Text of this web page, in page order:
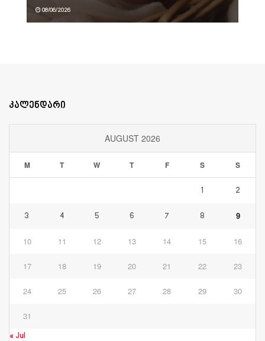
08/06/2026
კალენდარი
AUGUST 2026
M T W T F S S
1 2
3 4 5 6 7 8 9
10 11 12 13 14 15 16
17 18 19 20 21 22 23
24 25 26 27 28 29 30
31
« Jul